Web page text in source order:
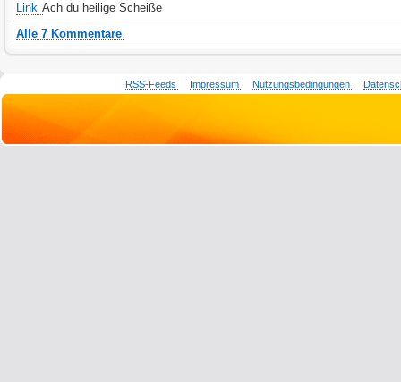
Link Ach du heilige Scheiße
Alle 7 Kommentare
RSS-Feeds Impressum Nutzungsbedingungen